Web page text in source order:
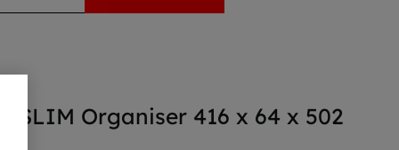
SLIM Organiser 416 x 64 x 502